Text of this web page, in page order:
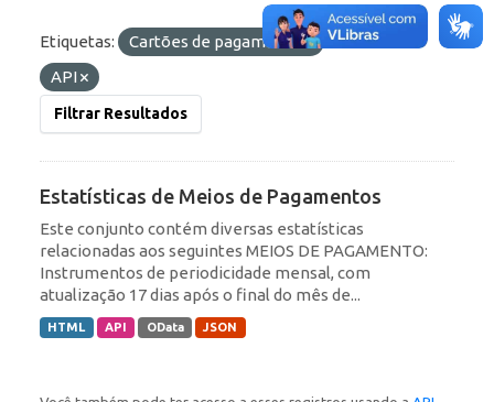
Etiquetas: Cartões de pagamento
Formatos:
API
Filtrar Resultados
Estatísticas de Meios de Pagamentos
Este conjunto contém diversas estatísticas
relacionadas aos seguintes MEIOS DE PAGAMENTO:
Instrumentos de periodicidade mensal, com
atualização 17 dias após o final do mês de...
HTML API OData JSON